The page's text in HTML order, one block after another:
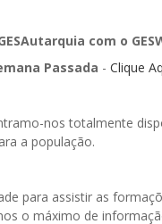
com o
Passada - Clique
nos totalmente
a população.
para assistir as
o máximo de